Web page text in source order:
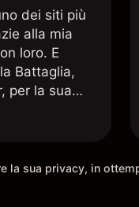
dei siti più
alla mia
loro. E
Battaglia,
per la sua
e
nel
la
la sua privacy, in